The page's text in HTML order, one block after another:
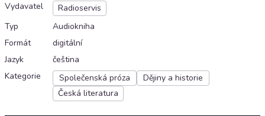
Vydavatel
Radioservis
Typ
Audiokniha
Formát
digitální
Jazyk
čeština
Kategorie
Společenská próza
Dějiny a historie
Česká literatura